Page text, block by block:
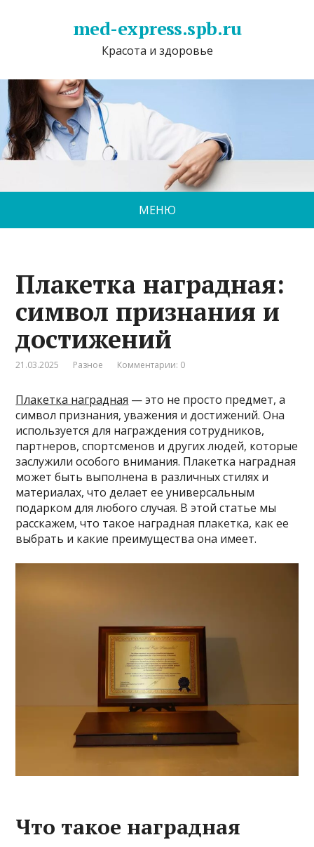
med-express.spb.ru
Красота и здоровье
МЕНЮ
Плакетка наградная:
символ признания и
достижений
21.03.2025 Разное Комментарии: 0
Плакетка наградная — это не просто предмет, а
символ признания, уважения и достижений. Она
используется для награждения сотрудников,
партнеров, спортсменов и других людей, которые
заслужили особого внимания. Плакетка наградная
может быть выполнена в различных стилях и
материалах, что делает ее универсальным
подарком для любого случая. В этой статье мы
расскажем, что такое наградная плакетка, как ее
выбрать и какие преимущества она имеет.
Что такое наградная